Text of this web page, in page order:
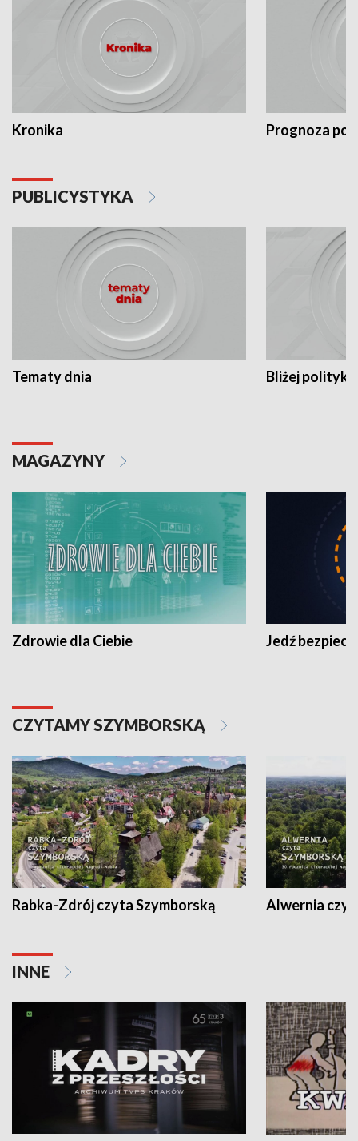
Kronika Prognoza
PUBLICYSTYKA
Tematy dnia Bliżej polityki
MAGAZYNY
Zdrowie dla Ciebie Jedź
CZYTAMY SZYMBORSKĄ
Rabka-Zdrój czyta Szymborską Alwernia
INNE